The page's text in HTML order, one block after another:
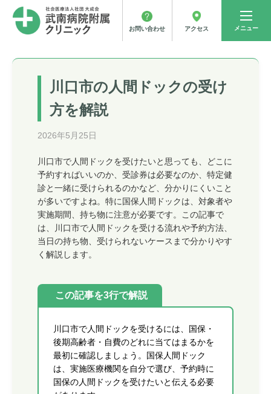
お問い合わせ アクセス メニュー
川口市の人間ドックの受け
方を解説
2026年5月25日
川口市で人間ドックを受けたいと思っても、どこに
予約すればいいのか、受診券は必要なのか、特定健
診と一緒に受けられるのかなど、分かりにくいこと
が多いですよね。特に国保人間ドックは、対象者や
実施期間、持ち物に注意が必要です。この記事で
は、川口市で人間ドックを受ける流れや予約方法、
当日の持ち物、受けられないケースまで分かりやす
く解説します。
この記事を3行で解説
川口市で人間ドックを受けるには、国保・
後期高齢者・自費のどれに当てはまるかを
最初に確認しましょう。国保人間ドック
は、実施医療機関を自分で選び、予約時に
国保の人間ドックを受けたいと伝える必要